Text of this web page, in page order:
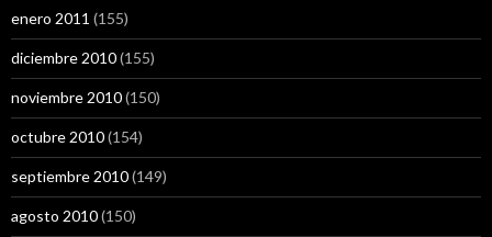
enero 2011 (155)
diciembre 2010(155)
noviembre 2010(150)
octubre 2010(154)
septiembre 2010(149)
agosto 2010(150)